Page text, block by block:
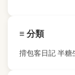
≡ 分類
揹包客日記 半糖